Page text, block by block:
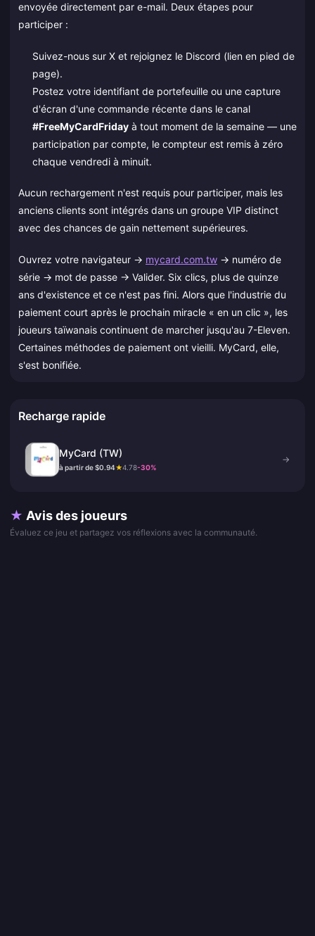
envoyée directement par e-mail. Deux étapes pour
participer :
Suivez-nous sur X et rejoignez le Discord (lien en pied de
page).
Postez votre identifiant de portefeuille ou une capture
d'écran d'une commande récente dans le canal
#FreeMyCardFridayà tout moment de la semaine — une
participation par compte, le compteur est remis à zéro
chaque vendredi à minuit.
Aucun rechargement n'est requis pour participer, mais les
anciens clients sont intégrés dans un groupe VIP distinct
avec des chances de gain nettement supérieures.
Ouvrez votre navigateur → mycard.com.tw → numéro de
série → mot de passe → Valider. Six clics, plus de quinze
ans d'existence et ce n'est pas fini. Alors que l'industrie du
paiement court après le prochain miracle « en un clic », les
joueurs taïwanais continuent de marcher jusqu'au 7-Eleven.
Certaines méthodes de paiement ont vieilli. MyCard, elle,
s'est bonifiée.
Recharge rapide
MyCard (TW)
à partir de $0.94★4.78-30%
→
★ Avis des joueurs
Évaluez ce jeu et partagez vos réflexions avec la communauté.